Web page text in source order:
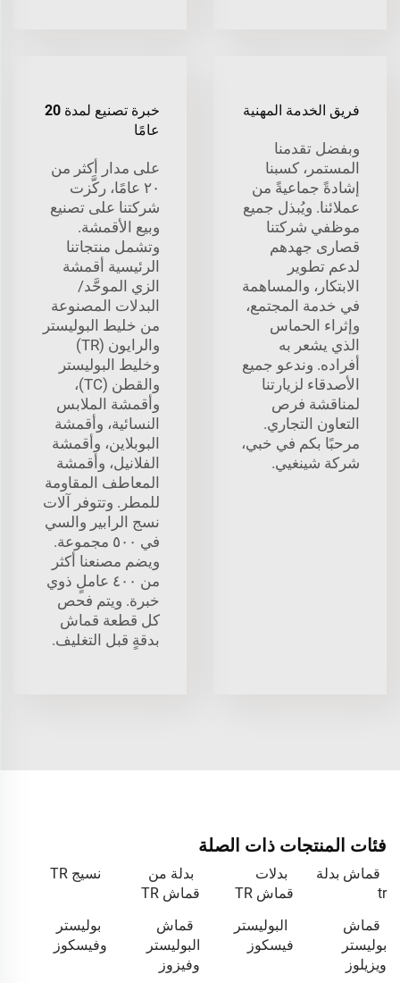
فريق الخدمة المهنية
وبفضل تقدمنا
المستمر، كسبنا
إشادةً جماعيةً من
عملائنا. ويُبذل جميع
موظفي شركتنا
قصارى جهدهم
لدعم تطوير
الابتكار، والمساهمة
في خدمة المجتمع،
وإثراء الحماس
الذي يشعر به
أفراده. وندعو جميع
الأصدقاء لزيارتنا
لمناقشة فرص
التعاون التجاري.
مرحبًا بكم في خبي،
شركة شينغيي.
خبرة تصنيع لمدة 20
عامًا
على مدار أكثر من
٢٠ عامًا، ركَّزت
شركتنا على تصنيع
وبيع الأقمشة.
وتشمل منتجاتنا
الرئيسية أقمشة
الزي الموحَّد/
البدلات المصنوعة
من خليط البوليستر
والرايون (TR)
وخليط البوليستر
والقطن (TC)،
وأقمشة الملابس
النسائية، وأقمشة
البوبلاين، وأقمشة
الفلانيل، وأقمشة
المعاطف المقاومة
للمطر. وتتوفر آلات
نسج الرابير والسي
في ٥٠٠ مجموعة.
ويضم مصنعنا أكثر
من ٤٠٠ عاملٍ ذوي
خبرة. ويتم فحص
كل قطعة قماش
بدقةٍ قبل التغليف.
فئات المنتجات ذات الصلة
قماش بدلة
tr
بدلات
قماش TR
بدلة من
قماش TR
نسيج TR
قماش
بوليستر
ويزيلوز
البوليستر
فيسكوز
قماش
البوليستر
وفيزوز
بوليستر
وفيسكوز